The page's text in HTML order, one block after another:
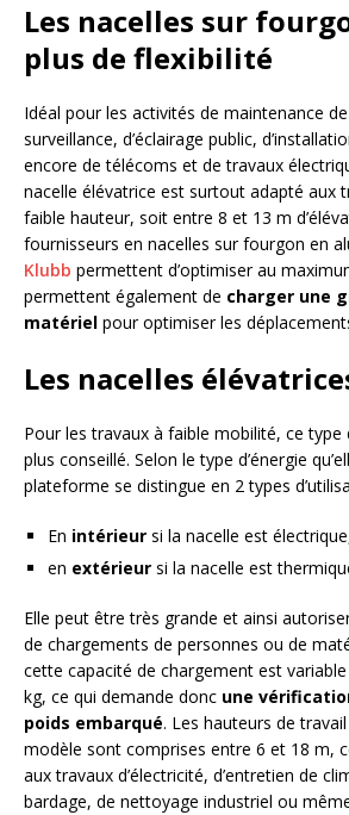
Les nacelles sur
plus de flexibilité
Idéal pour les activités de maintenance
surveillance, d’éclairage public,
encore de télécoms et de travaux
nacelle élévatrice est surtout adapté aux
faible hauteur, soit entre 8 et 13 m
fournisseurs en nacelles sur fourgon en
Klubb permettent d’optimiser au
permettent également de charger une
matériel pour optimiser les
Les nacelles
Pour les travaux à faible mobilité, ce type
plus conseillé. Selon le type d’énergie
plateforme se distingue en 2 types
En intérieur si la nacelle est
en extérieur si la nacelle est
Elle peut être très grande et ainsi
de chargements de personnes ou de
cette capacité de chargement est
kg, ce qui demande donc une
poids embarqué. Les hauteurs de
modèle sont comprises entre 6 et 18 m,
aux travaux d’électricité, d’entretien de
bardage, de nettoyage industriel ou